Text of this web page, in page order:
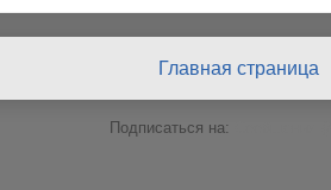
Главная страница
Подписаться на: